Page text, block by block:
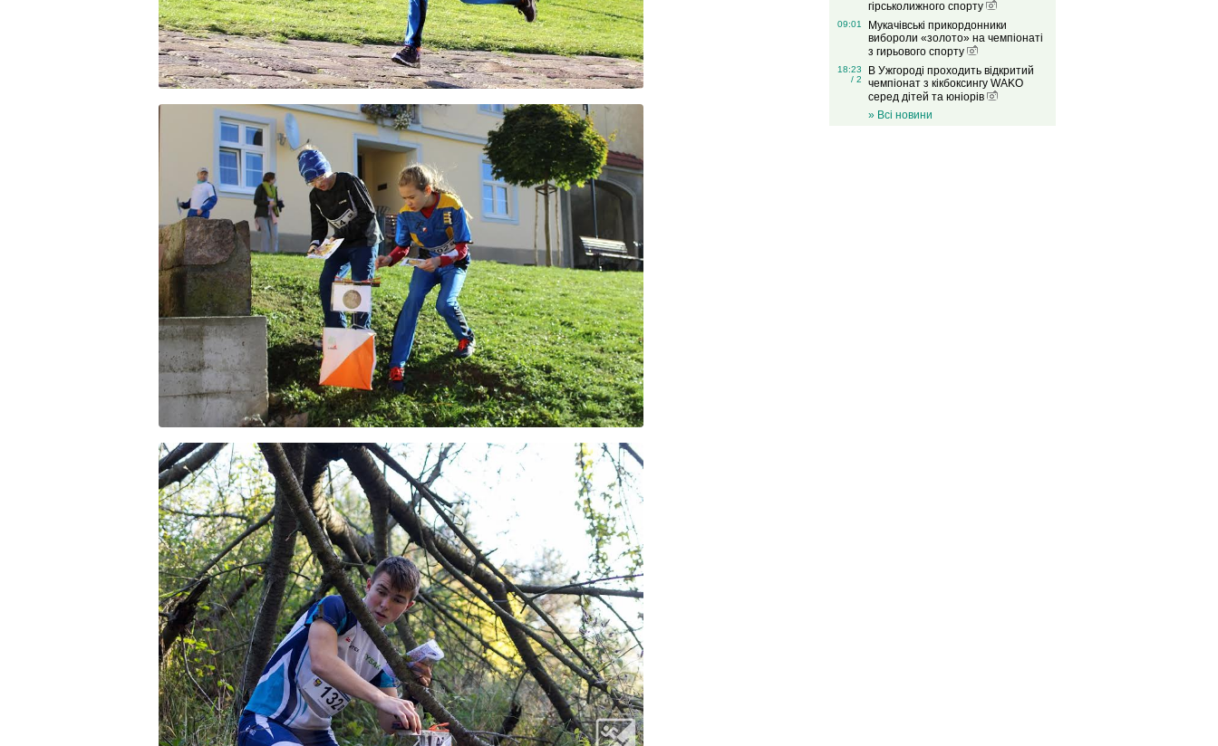
гірськолижного спорту
09:01
Мукачівські прикордонники
вибороли «золото» на чемпіонаті
з гирьового спорту
18:23
/ 2
В Ужгороді проходить відкритий
чемпіонат з кікбоксингу WAKO
серед дітей та юніорів
» Всі новини